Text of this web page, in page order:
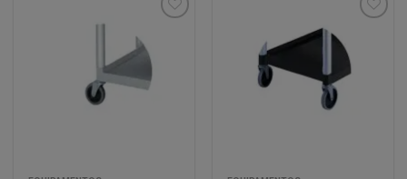
Minha
lista de
Minha
lista de
desejos